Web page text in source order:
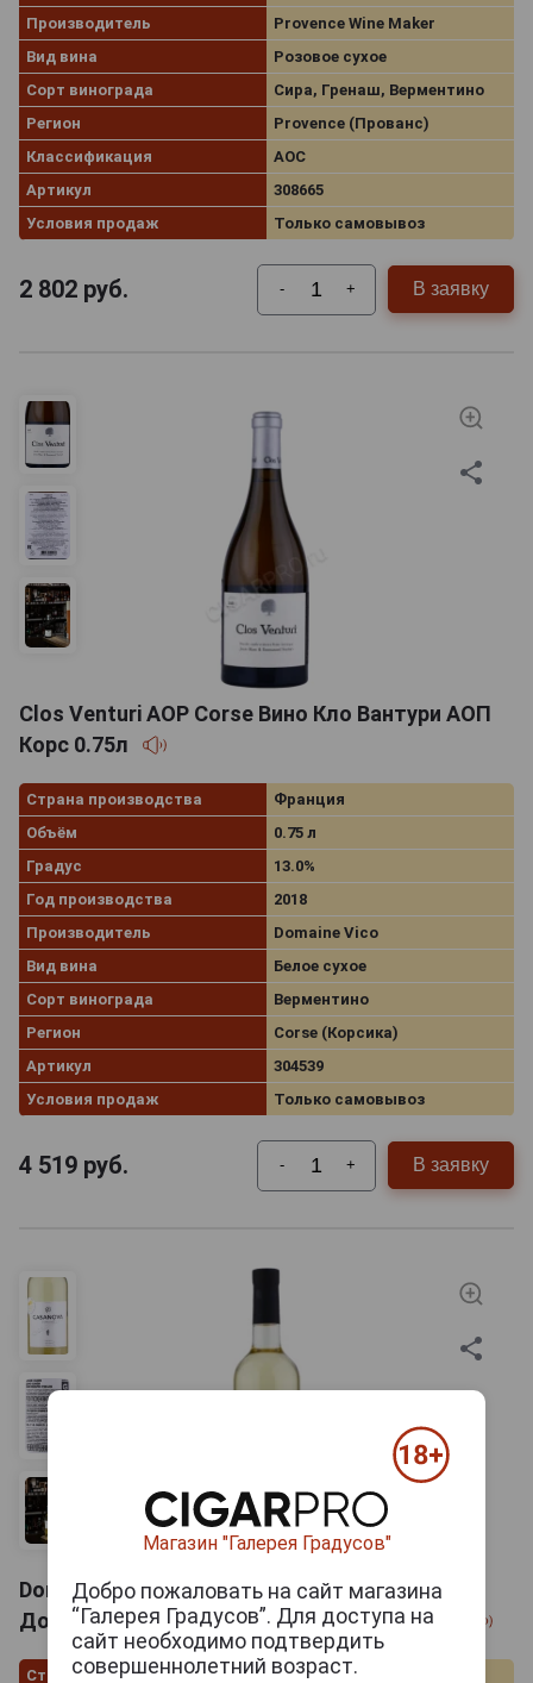
Производитель
Provence Wine Maker
Вид вина
Розовое сухое
Сорт винограда
Сира, Гренаш, Верментино
Регион
Provence (Прованс)
Классификация
AOC
Артикул
308665
Условия продаж
Только самовывоз
2 802 руб. - + В заявку
Clos Venturi AOP Corse Вино Кло Вантури АОП
Корс 0.75л
Страна производства
Франция
Объём
0.75 л
Градус
13.0%
Год производства
2018
Производитель
Domaine Vico
Вид вина
Белое сухое
Сорт винограда
Верментино
Регион
Corse (Корсика)
Артикул
304539
Условия продаж
Только самовывоз
4 519 руб. - + В заявку
Domaine Casanova Blanc Ile de Beaute Вино
Домен Казанова Иль Де Ботэ Белое 0.75л
Страна производства Франция
Магазин "Галерея Градусов"
Добро пожаловать на сайт магазина
“Галерея Градусов”. Для доступа на
сайт необходимо подтвердить
совершеннолетний возраст.